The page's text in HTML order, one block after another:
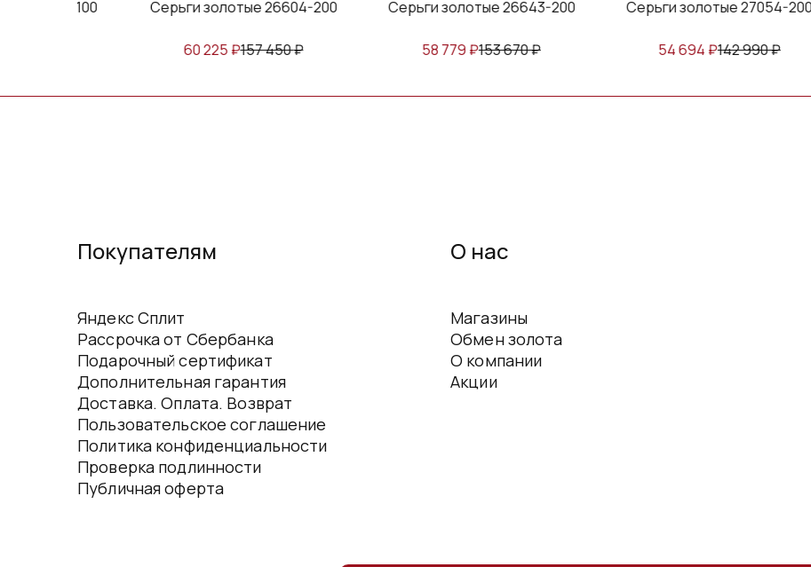
26575-100 Серьги золотые 26604-200
60 225₽157 450₽
Серьги золотые 26643-200
58 779₽153 670₽
Серьги золотые 27054-200
54 694₽142 990₽
Покупателям
Яндекс Сплит
Рассрочка от Сбербанка
Подарочный сертификат
Дополнительная гарантия
Доставка. Оплата. Возврат
Пользовательское соглашение
Политика конфиденциальности
Проверка подлинности
Публичная оферта
О нас
Магазины
Обмен золота
О компании
Акции